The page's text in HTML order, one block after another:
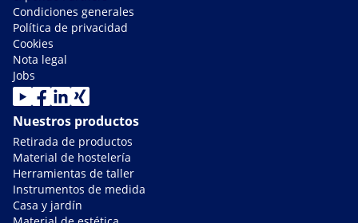
Condiciones generales
Política de privacidad
Cookies
Nota legal
Jobs
Nuestros productos
Retirada de productos
Material de hostelería
Herramientas de taller
Instrumentos de medida
Casa y jardín